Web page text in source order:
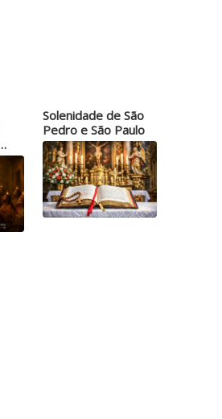
Solenidade de São
Pedro e São Paulo